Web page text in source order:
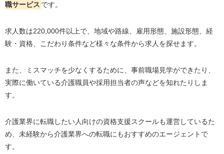
職サービス です。
求人数は220,000件以上で、地域や路線、雇用形態、施設形態、経
験・資格、こだわり条件など様々な条件から求人を探せます。
また、ミスマッチを少なくするために、事前職場見学ができたり、
実際に働いている介護職員や採用担当者の声などを知れたりしま
す。
介護業界に転職したい人向けの資格支援スクールも運営しているた
め、未経験から介護業界への転職にもおすすめのエージェントで
す。